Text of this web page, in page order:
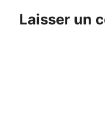
Laisser un